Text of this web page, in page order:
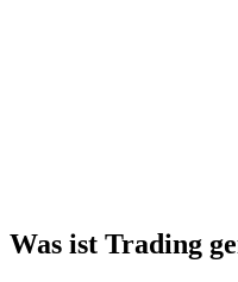
Was ist Trading